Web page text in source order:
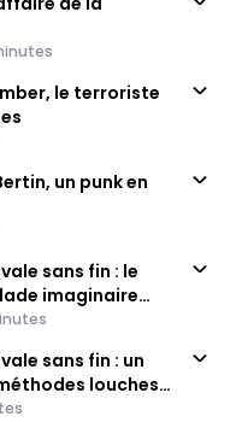
le terroriste
un punk en
sans fin : le
imaginaire
sans fin : un
louches